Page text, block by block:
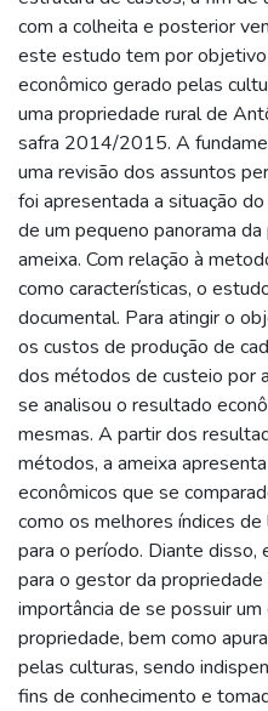
com a colheita e posterior
este estudo tem por
econômico gerado pelas
uma propriedade rural de
safra 2014/2015. A
uma revisão dos assuntos
foi apresentada a situação
de um pequeno panorama
ameixa. Com relação à
como características, o
documental. Para atingir o
os custos de produção de
dos métodos de custeio por
se analisou o resultado
mesmas. A partir dos
métodos, a ameixa
econômicos que se
como os melhores índices
para o período. Diante
para o gestor da
importância de se possuir
propriedade, bem como
pelas culturas, sendo
fins de conhecimento e